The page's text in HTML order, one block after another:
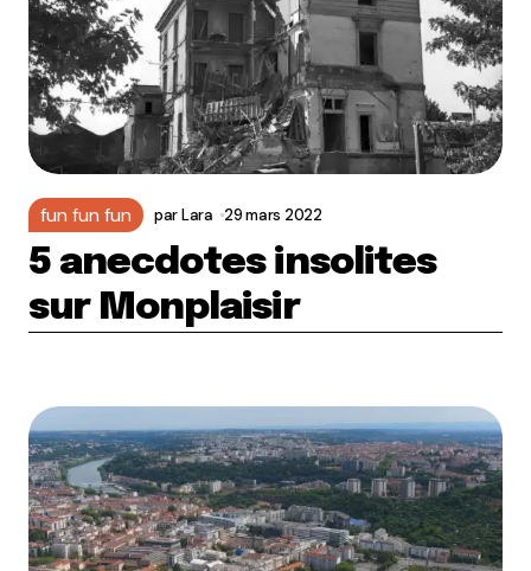
fun fun fun parLara 29 mars 2022
5 anecdotes insolites
sur Monplaisir